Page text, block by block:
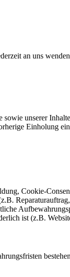
an uns
unserer
Einholung
Cookie-
ist (z.B.